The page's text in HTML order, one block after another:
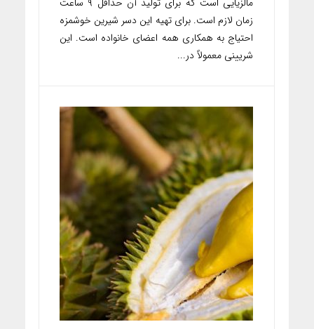
زمان لازم است. برای تهیه این دسر شیرین خوشمزه
احتیاج به همکاری همه اعضای خانواده است. این
شریینی معمولاً در...